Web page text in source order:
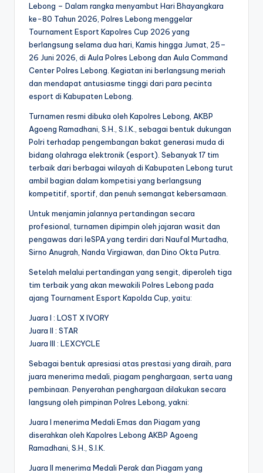
Lebong – Dalam rangka menyambut Hari Bhayangkara
ke-80 Tahun 2026, Polres Lebong menggelar
Tournament Esport Kapolres Cup 2026 yang
berlangsung selama dua hari, Kamis hingga Jumat, 25–
26 Juni 2026, di Aula Polres Lebong dan Aula Command
Center Polres Lebong. Kegiatan ini berlangsung meriah
dan mendapat antusiasme tinggi dari para pecinta
esport di Kabupaten Lebong.
Turnamen resmi dibuka oleh Kapolres Lebong, AKBP
Agoeng Ramadhani, S.H., S.I.K., sebagai bentuk dukungan
Polri terhadap pengembangan bakat generasi muda di
bidang olahraga elektronik (esport). Sebanyak 17 tim
terbaik dari berbagai wilayah di Kabupaten Lebong turut
ambil bagian dalam kompetisi yang berlangsung
kompetitif, sportif, dan penuh semangat kebersamaan.
Untuk menjamin jalannya pertandingan secara
profesional, turnamen dipimpin oleh jajaran wasit dan
pengawas dari IeSPA yang terdiri dari Naufal Murtadha,
Sirno Anugrah, Nanda Virgiawan, dan Dino Okta Putra.
Setelah melalui pertandingan yang sengit, diperoleh tiga
tim terbaik yang akan mewakili Polres Lebong pada
ajang Tournament Esport Kapolda Cup, yaitu:
Juara I : LOST X IVORY
Juara II : STAR
Juara III : LEXCYCLE
Sebagai bentuk apresiasi atas prestasi yang diraih, para
juara menerima medali, piagam penghargaan, serta uang
pembinaan. Penyerahan penghargaan dilakukan secara
langsung oleh pimpinan Polres Lebong, yakni:
Juara I menerima Medali Emas dan Piagam yang
diserahkan oleh Kapolres Lebong AKBP Agoeng
Ramadhani, S.H., S.I.K.
Juara II menerima Medali Perak dan Piagam yang